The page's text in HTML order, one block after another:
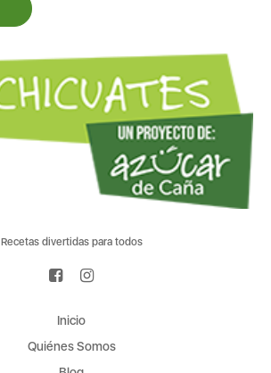
Recetas divertidas para todos
Inicio
Quiénes Somos